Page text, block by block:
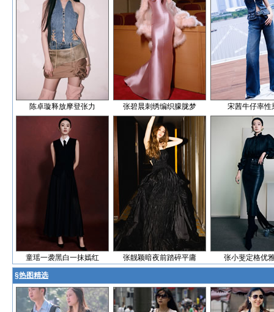
陈卓璇释放摩登张力 张碧晨刺绣编织朦胧梦 宋茜牛仔率性
童瑶一袭黑白一抹嫣红 张靓颖暗夜前踏碎平庸 张小斐定格优
§热图精选